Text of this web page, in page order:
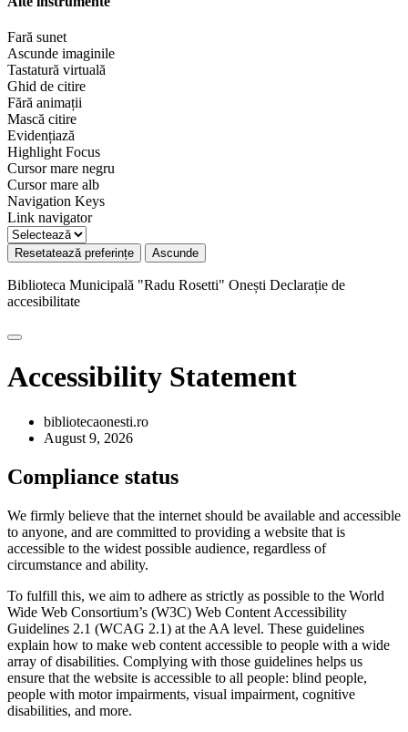
Fară sunet
Ascunde imaginile
Tastatură virtuală
Ghid de citire
Fără animații
Mască citire
Evidențiază
Highlight Focus
Cursor mare negru
Cursor mare alb
Navigation Keys
Link navigator
Resetatează preferințe Ascunde
Biblioteca Municipală "Radu Rosetti" Onești Declarație de
accesibilitate
Accessibility Statement
bibliotecaonesti.ro
August 9, 2026
Compliance status
We firmly believe that the internet should be available and accessible
to anyone, and are committed to providing a website that is
accessible to the widest possible audience, regardless of
circumstance and ability.
To fulfill this, we aim to adhere as strictly as possible to the World
Wide Web Consortium’s (W3C) Web Content Accessibility
Guidelines 2.1 (WCAG 2.1) at the AA level. These guidelines
explain how to make web content accessible to people with a wide
array of disabilities. Complying with those guidelines helps us
ensure that the website is accessible to all people: blind people,
people with motor impairments, visual impairment, cognitive
disabilities, and more.